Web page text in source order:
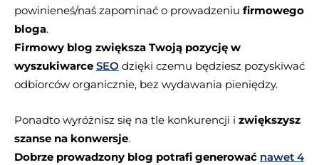
powinieneś/naś zapominać o prowadzeniu firmowego
bloga.
Firmowy blog zwiększa Twoją pozycję w
wyszukiwarce SEO dzięki czemu będziesz pozyskiwać
odbiorców organicznie, bez wydawania pieniędzy.
Ponadto wyróżnisz się na tle konkurencji i zwiększysz
szanse na konwersje.
Dobrze prowadzony blog potrafi generować nawet 4